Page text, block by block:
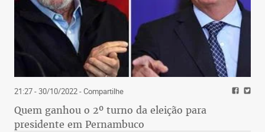
21:27 - 30/10/2022- Compartilhe
Quem ganhou o 2º turno da eleição para
presidente em Pernambuco